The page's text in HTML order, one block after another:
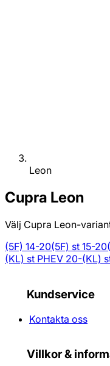
Leon
Cupra Leon
Välj Cupra Leon-
(5F) 14-20(5F) st 15-20
(KL) st PHEV 20-(KL)
Kundservice
Kontakta oss
Villkor &